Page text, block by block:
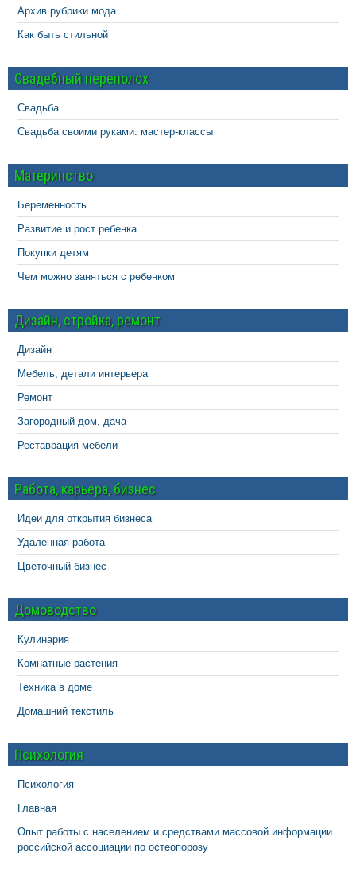
Архив рубрики мода
Как быть стильной
Свадебный переполох
Свадьба
Свадьба своими руками: мастер-классы
Материнство
Беременность
Развитие и рост ребенка
Покупки детям
Чем можно заняться с ребенком
Дизайн, стройка, ремонт
Дизайн
Мебель, детали интерьера
Ремонт
Загородный дом, дача
Реставрация мебели
Работа, карьера, бизнес
Идеи для открытия бизнеса
Удаленная работа
Цветочный бизнес
Домоводство
Кулинария
Комнатные растения
Техника в доме
Домашний текстиль
Психология
Психология
Главная
Опыт работы с населением и средствами массовой информации
российской ассоциации по остеопорозу